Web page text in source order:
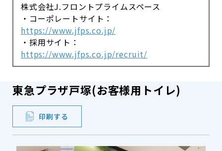
株式会社J.フロントプライムスペース
・コーポレートサイト：
https://www.jfps.co.jp/
・採用サイト：
https://www.jfps.co.jp/recruit/
東急プラザ戸塚(お客様用トイレ)
印刷する